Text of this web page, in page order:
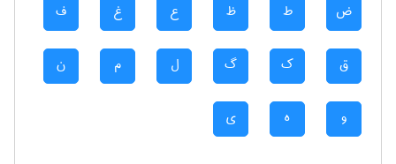
ض ط ظ ع غ ف
ق ک گ ل م ن
و ه ی